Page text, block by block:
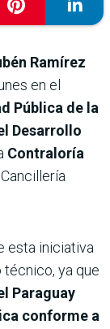
Ramírez
en el
Pública de la
Desarrollo
Contraloría
esta iniciativa
ya que
Paraguay
conforme a